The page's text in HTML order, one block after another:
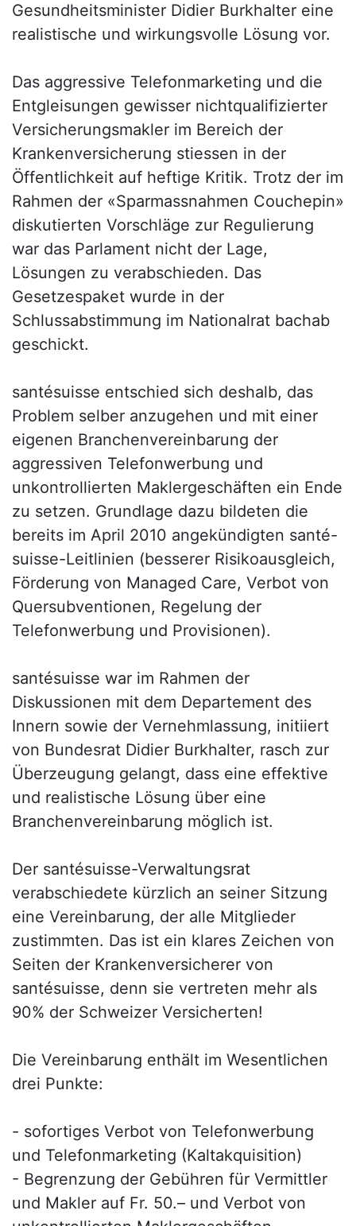
Gesundheitsminister Didier Burkhalter eine
realistische und wirkungsvolle Lösung vor.
Das aggressive Telefonmarketing und die
Entgleisungen gewisser nichtqualifizierter
Versicherungsmakler im Bereich der
Krankenversicherung stiessen in der
Öffentlichkeit auf heftige Kritik. Trotz der im
Rahmen der «Sparmassnahmen Couchepin»
diskutierten Vorschläge zur Regulierung
war das Parlament nicht der Lage,
Lösungen zu verabschieden. Das
Gesetzespaket wurde in der
Schlussabstimmung im Nationalrat bachab
geschickt.
santésuisse entschied sich deshalb, das
Problem selber anzugehen und mit einer
eigenen Branchenvereinbarung der
aggressiven Telefonwerbung und
unkontrollierten Maklergeschäften ein Ende
zu setzen. Grundlage dazu bildeten die
bereits im April 2010 angekündigten santé-
suisse-Leitlinien (besserer Risikoausgleich,
Förderung von Managed Care, Verbot von
Quersubventionen, Regelung der
Telefonwerbung und Provisionen).
santésuisse war im Rahmen der
Diskussionen mit dem Departement des
Innern sowie der Vernehmlassung, initiiert
von Bundesrat Didier Burkhalter, rasch zur
Überzeugung gelangt, dass eine effektive
und realistische Lösung über eine
Branchenvereinbarung möglich ist.
Der santésuisse-Verwaltungsrat
verabschiedete kürzlich an seiner Sitzung
eine Vereinbarung, der alle Mitglieder
zustimmten. Das ist ein klares Zeichen von
Seiten der Krankenversicherer von
santésuisse, denn sie vertreten mehr als
90% der Schweizer Versicherten!
Die Vereinbarung enthält im Wesentlichen
drei Punkte:
- sofortiges Verbot von Telefonwerbung
und Telefonmarketing (Kaltakquisition)
- Begrenzung der Gebühren für Vermittler
und Makler auf Fr. 50.– und Verbot von